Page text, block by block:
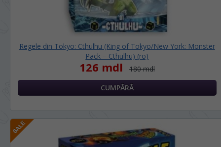
Regele din Tokyo: Cthulhu (King of Tokyo/New York: Monster
Pack – Cthulhu) (ro)
126 mdl 180 mdl